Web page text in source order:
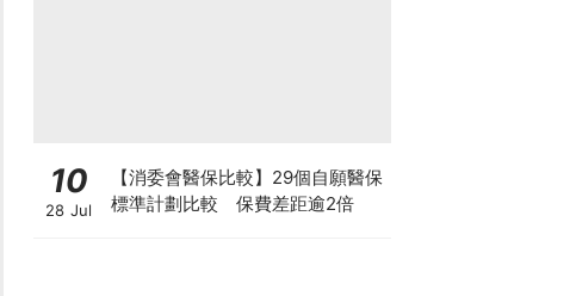
10
28 Jul
【消委會醫保比較】29個自願醫保
標準計劃比較 保費差距逾2倍